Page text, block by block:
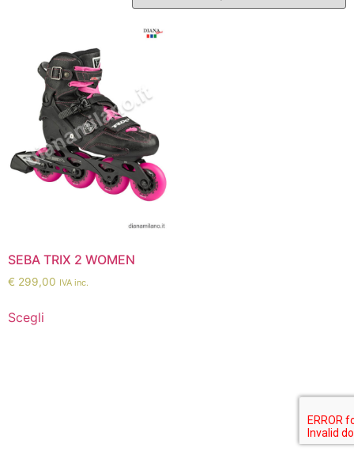
SEBA TRIX 2 WOMEN
€ 299,00 IVA inc.
Scegli